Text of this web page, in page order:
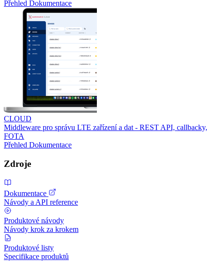
Přehled Dokumentace
CLOUD
Middleware pro správu LTE zařízení a dat - REST API, callbacky,
FOTA
Přehled Dokumentace
Zdroje
Dokumentace
Návody a API reference
Produktové návody
Návody krok za krokem
Produktové listy
Specifikace produktů